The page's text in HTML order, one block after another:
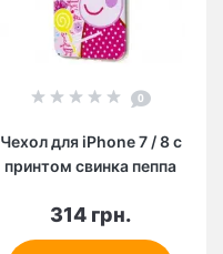
0
Чехол для iPhone 7 / 8 с
принтом свинка пеппа
314 грн.